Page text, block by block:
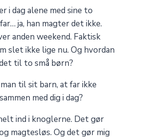
i dag alene med sine to
ja, han magter det ikke.
anden weekend. Faktisk
slet ikke lige nu. Og hvordan
til to små børn?
til sit barn, at far ikke
med dig i dag?
ind i knoglerne. Det gør
magtesløs. Og det gør mig